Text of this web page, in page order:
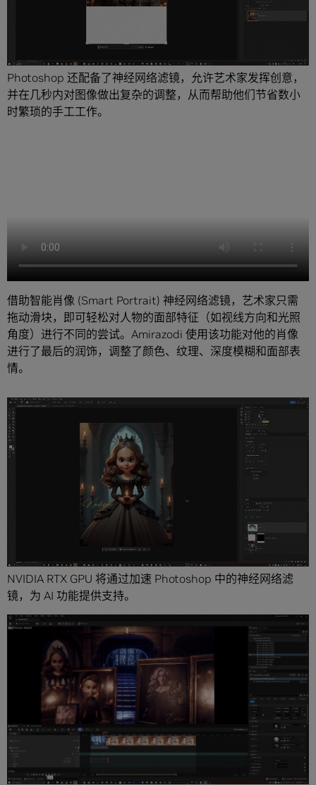
Photoshop 还配备了神经网络滤镜，允许艺术家发挥创意，
并在几秒内对图像做出复杂的调整，从而帮助他们节省数小
时繁琐的手工工作。
借助智能肖像 (Smart Portrait) 神经网络滤镜，艺术家只需
拖动滑块，即可轻松对人物的面部特征（如视线方向和光照
角度）进行不同的尝试。Amirazodi 使用该功能对他的肖像
进行了最后的润饰，调整了颜色、纹理、深度模糊和面部表
情。
NVIDIA RTX GPU 将通过加速 Photoshop 中的神经网络滤
镜，为 AI 功能提供支持。